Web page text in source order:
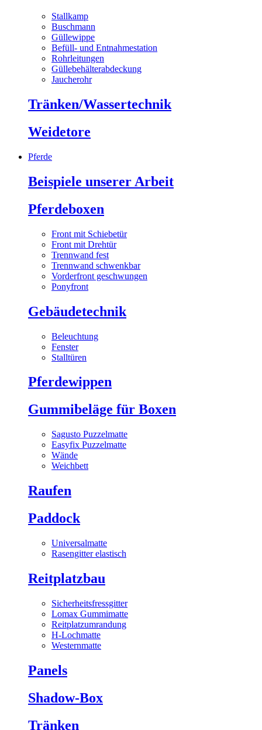
Stallkamp
Buschmann
Güllewippe
Befüll- und Entnahmestation
Rohrleitungen
Güllebehälterabdeckung
Jaucherohr
Tränken/Wassertechnik
Weidetore
Pferde
Beispiele unserer Arbeit
Pferdeboxen
Front mit Schiebetür
Front mit Drehtür
Trennwand fest
Trennwand schwenkbar
Vorderfront geschwungen
Ponyfront
Gebäudetechnik
Beleuchtung
Fenster
Stalltüren
Pferdewippen
Gummibeläge für Boxen
Sagusto Puzzelmatte
Easyfix Puzzelmatte
Wände
Weichbett
Raufen
Paddock
Universalmatte
Rasengitter elastisch
Reitplatzbau
Sicherheitsfressgitter
Lomax Gummimatte
Reitplatzumrandung
H-Lochmatte
Westernmatte
Panels
Shadow-Box
Tränken